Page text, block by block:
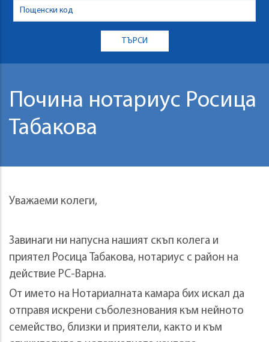
Почина нотариус Росица
Табакова
Уважаеми колеги,
Завинаги ни напусна нашият скъп колега и
приятел Росица Табакова, нотариус с район на
действие РС-Варна.
От името на Нотариалната камара бих искал да
отправя искрени съболезнования към нейното
семейство, близки и приятели, както и към